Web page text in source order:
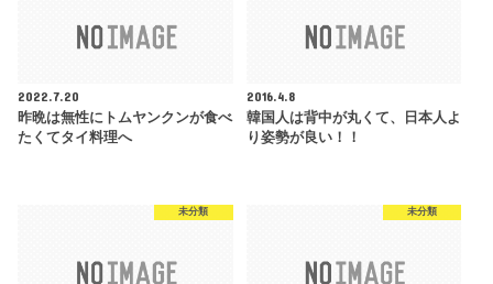
2022.7.20
昨晩は無性にトムヤンクンが食べ
たくてタイ料理へ
2016.4.8
韓国人は背中が丸くて、日本人よ
り姿勢が良い！！
未分類 未分類